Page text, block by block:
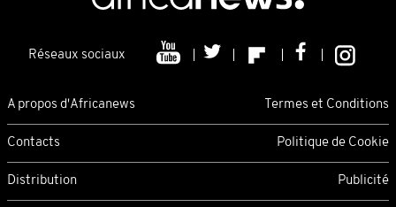
Réseaux sociaux
A propos d'Africanews Termes et Conditions
Contacts Politique de Cookie
Distribution Publicité